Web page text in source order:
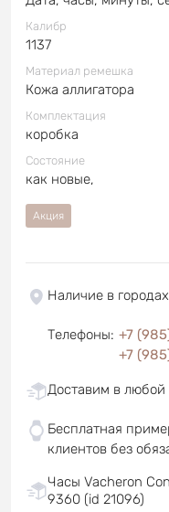
Калибр
1137
Материал ремешка
Кожа аллигатора
Комплектация
коробка
Состояние
как новые,
Акция
Наличие в городах
Телефоны: +7
+7
Доставим в
Бесплатная
клиентов без
Часы Vacheron
9360 (id 21096)